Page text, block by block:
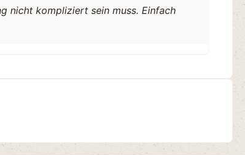
nicht kompliziert sein muss. Einfach